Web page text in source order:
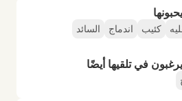
كئيب اندماج
السائد
في تلقيها أيضًا